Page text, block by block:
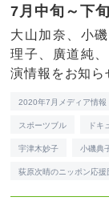
7月中旬～下
大山加奈、小
理子、廣道純
演情報をお知
2020年7月メディア情報
スポーツブル ドキ
宇津木妙子 小磯典
荻原次晴のニッポン応援